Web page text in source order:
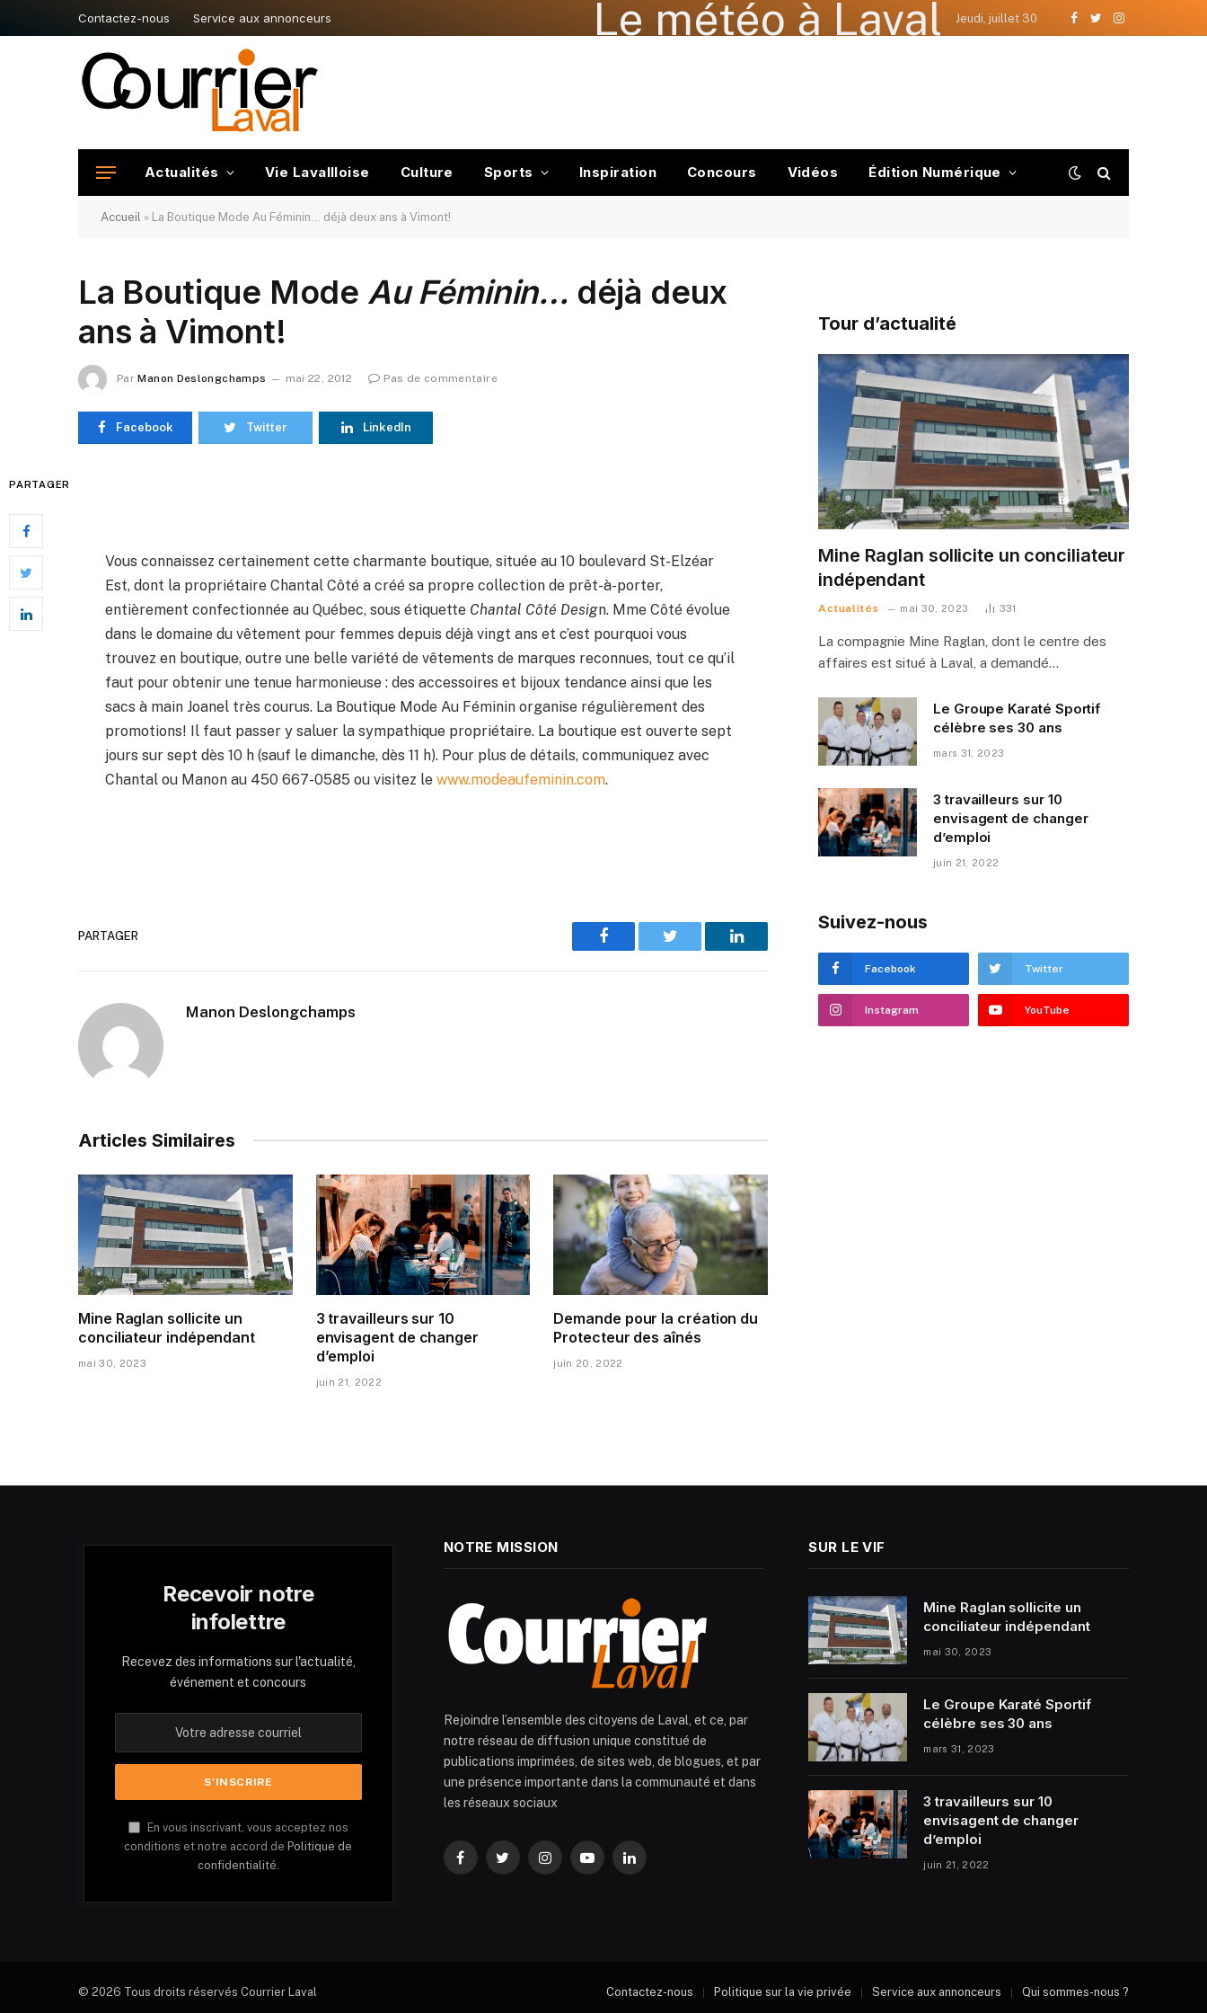
Contactez-nous Service aux annonceurs Le météo à Laval Jeudi, juillet 30
Facebook
TwitterInstagram
Actualités Vie Lavallloise Culture Sports Inspiration Concours Vidéos Édition Numérique
Accueil » La Boutique Mode Au Féminin… déjà deux ans à Vimont!
La Boutique Mode Au Féminin… déjà deux
ans à Vimont!
Par Manon Deslongchamps mai 22, 2012 Pas de commentaire
Facebook Twitter LinkedIn
PARTAGER
Vous connaissez certainement cette charmante boutique, située au 10 boulevard St-Elzéar
Est, dont la propriétaire Chantal Côté a créé sa propre collection de prêt-à-porter,
entièrement confectionnée au Québec, sous étiquette Chantal Côté Design. Mme Côté évolue
dans le domaine du vêtement pour femmes depuis déjà vingt ans et c’est pourquoi vous
trouvez en boutique, outre une belle variété de vêtements de marques reconnues, tout ce qu’il
faut pour obtenir une tenue harmonieuse : des accessoires et bijoux tendance ainsi que les
sacs à main Joanel très courus. La Boutique Mode Au Féminin organise régulièrement des
promotions! Il faut passer y saluer la sympathique propriétaire. La boutique est ouverte sept
jours sur sept dès 10 h (sauf le dimanche, dès 11 h). Pour plus de détails, communiquez avec
Chantal ou Manon au 450 667-0585 ou visitez lewww.modeaufeminin.com.
PARTAGER
Facebook Twitter LinkedIn
Manon Deslongchamps
Articles Similaires
Mine Raglan sollicite un
conciliateur indépendant
mai 30, 2023
3 travailleurs sur 10
envisagent de changer
d’emploi
juin 21, 2022
Demande pour la création du
Protecteur des aînés
juin 20, 2022
Tour d’actualité
Mine Raglan sollicite un conciliateur
indépendant
Actualités mai 30, 2023 331
La compagnie Mine Raglan, dont le centre des
affaires est situé à Laval, a demandé…
Le Groupe Karaté Sportif
célèbre ses 30 ans
mars 31, 2023
3 travailleurs sur 10
envisagent de changer
d’emploi
juin 21, 2022
Suivez-nous
Facebook Twitter
Instagram YouTube
Recevoir notre
infolettre
Recevez des informations sur l'actualité,
événement et concours
En vous inscrivant, vous acceptez nos
conditions et notre accord de Politique de
confidentialité.
NOTRE MISSION
Rejoindre l’ensemble des citoyens de Laval, et ce, par
notre réseau de diffusion unique constitué de
publications imprimées, de sites web, de blogues, et par
une présence importante dans la communauté et dans
les réseaux sociaux
FacebookTwitterInstagramYouTubeLinkedIn
SUR LE VIF
Mine Raglan sollicite un
conciliateur indépendant
mai 30, 2023
Le Groupe Karaté Sportif
célèbre ses 30 ans
mars 31, 2023
3 travailleurs sur 10
envisagent de changer
d’emploi
juin 21, 2022
© 2026 Tous droits réservés Courrier Laval Contactez-nous Politique sur la vie privée Service aux annonceurs Qui sommes-nous ?